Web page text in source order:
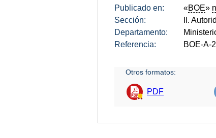
Publicado en: «BOE»
Sección:
II.
Departamento:
Referencia:
BOE-A-
Otros formatos:
PDF